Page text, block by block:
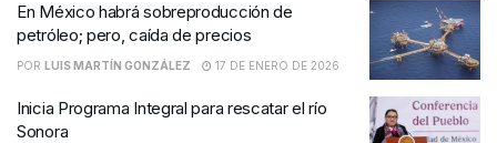
En México habrá sobreproducción de
petróleo; pero, caída de precios
POR LUIS MARTÍN GONZÁLEZ 17 DE ENERO DE 2026
Inicia Programa Integral para rescatar el río
Sonora